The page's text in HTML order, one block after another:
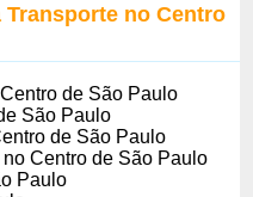
no Centro
de São Paulo
São Paulo
de São Paulo
Centro de São Paulo
Paulo